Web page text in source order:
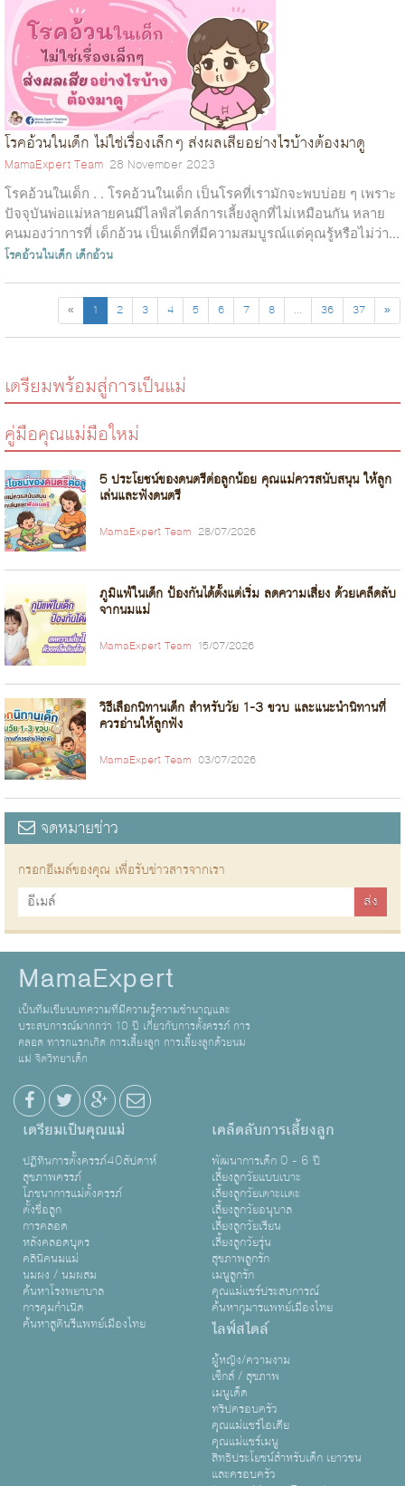
โรคอ้วนในเด็ก ไม่ใช่เรื่องเล็กๆ ส่งผลเสียอย่างไรบ้างต้องมาดู
MamaExpert Team 28 November 2023
โรคอ้วนในเด็ก . . โรคอ้วนในเด็ก เป็นโรคที่เรามักจะพบบ่อย ๆ เพราะ
ปัจจุบันพ่อแม่หลายคนมีไลฟ์สไตล์การเลี้ยงลูกที่ไม่เหมือนกัน หลาย
คนมองว่าการที่ เด็กอ้วน เป็นเด็กที่มีความสมบูรณ์แต่คุณรู้หรือไม่ว่า...
โรคอ้วนในเด็ก เด็กอ้วน
« 1 2 3 4 5 6 7 8 ... 36 37 »
เตรียมพร้อมสู่การเป็นแม่
คู่มือคุณแม่มือใหม่
5 ประโยชน์ของดนตรีต่อลูกน้อย คุณแม่ควรสนับสนุน ให้ลูก
เล่นและฟังดนตรี
MamaExpert Team 28/07/2026
ภูมิแพ้ในเด็ก ป้องกันได้ตั้งแต่เริ่ม ลดความเสี่ยง ด้วยเคล็ดลับ
จากนมแม่
MamaExpert Team 15/07/2026
วิธีเลือกนิทานเด็ก สำหรับวัย 1-3 ขวบ และแนะนำนิทานที่
ควรอ่านให้ลูกฟัง
MamaExpert Team 03/07/2026
จดหมายข่าว
กรอกอีเมล์ของคุณ เพื่อรับข่าวสารจากเรา
MamaExpert
เป็นทีมเขียนบทความที่มีความรู้ความชำนาญและ
ประสบการณ์มากกว่า 10 ปี เกี่ยวกับการตั้งครรภ์ การ
คลอด ทารกแรกเกิด การเลี้ยงลูก การเลี้ยงลูกด้วยนม
แม่ จิตวิทยาเด็ก
เตรียมเป็นคุณแม่
ปฏิทินการตั้งครรภ์40สัปดาห์
สุขภาพครรภ์
โภชนาการแม่ตั้งครรภ์
ตั้งชื่อลูก
การคลอด
หลังคลอดบุตร
คลินิคนมแม่
นมผง / นมผสม
ค้นหาโรงพยาบาล
การคุมกำเนิด
ค้นหาสูตินรีแพทย์เมืองไทย
เคล็ดลับการเลี้ยงลูก
พัฒนาการเด็ก 0 - 6 ปี
เลี้ยงลูกวัยแบบเบาะ
เลี้ยงลูกวัยเตาะเเตะ
เลี้ยงลูกวัยอนุบาล
เลี้ยงลูกวัยเรียน
เลี้ยงลูกวัยรุ่น
สุขภาพลูกรัก
เมนูลูกรัก
คุณแม่แชร์ประสบการณ์
ค้นหากุมารแพทย์เมืองไทย
ไลฟ์สไตล์
ผู้หญิง/ความงาม
เซ็กส์ / สุขภาพ
เมนูเด็ด
ทริปครอบครัว
คุณแม่แชร์ไอเดีย
คุณแม่แชร์เมนู
สิทธิประโยชน์สำหรับเด็ก เยาวชน
และครอบครัว